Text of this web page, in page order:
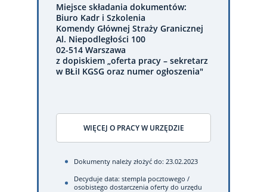
Miejsce składania dokumentów:
Biuro Kadr i Szkolenia
Komendy Głównej Straży Granicznej
Al. Niepodległości 100
02-514 Warszawa
z dopiskiem „oferta pracy – sekretarz
w BŁiI KGSG oraz numer ogłoszenia"
WIĘCEJ O PRACY W URZĘDZIE
Dokumenty należy złożyć do: 23.02.2023
Decyduje data: stempla pocztowego /
osobistego dostarczenia oferty do urzędu